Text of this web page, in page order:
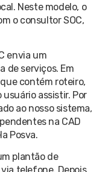
Neste modelo, o
o consultor SOC,
envia um
de serviços. Em
contém roteiro,
assistir. Por
ao nosso sistema,
na CAD
Posva.
plantão de